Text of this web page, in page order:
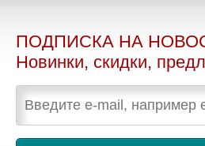
ПОДПИСКА НА
Новинки, скидки,